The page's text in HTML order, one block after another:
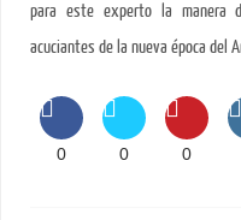
para este experto la manera
acuciantes de la nueva época del
0 0 0